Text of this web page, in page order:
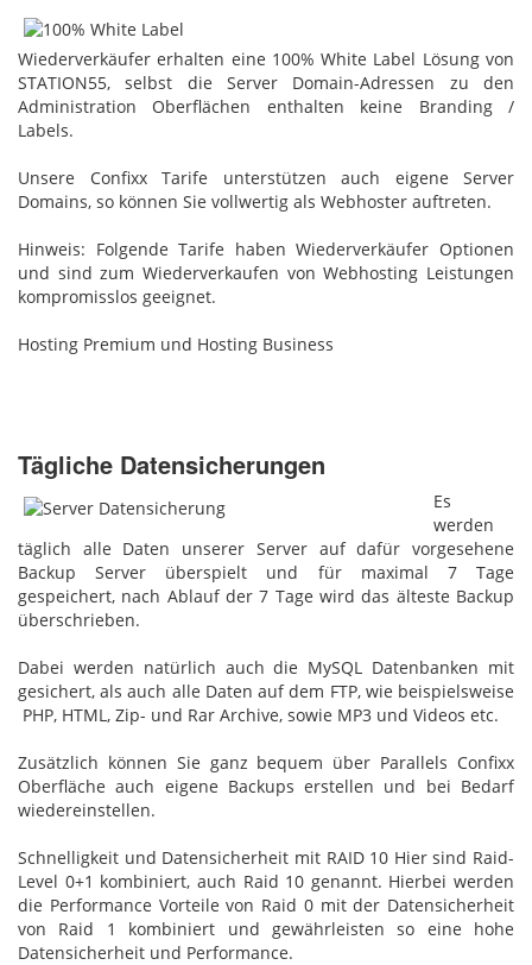
Wiederverkäufer erhalten eine 100% White Label Lösung von
STATION55, selbst die Server Domain-Adressen zu den
Administration Oberflächen enthalten keine Branding /
Labels.
Unsere Confixx Tarife unterstützen auch eigene Server
Domains, so können Sie vollwertig als Webhoster auftreten.
Hinweis: Folgende Tarife haben Wiederverkäufer Optionen
und sind zum Wiederverkaufen von Webhosting Leistungen
kompromisslos geeignet.
Hosting Premium und Hosting Business
Tägliche Datensicherungen
Es
werden
täglich alle Daten unserer Server auf dafür vorgesehene
Backup Server überspielt und für maximal 7 Tage
gespeichert, nach Ablauf der 7 Tage wird das älteste Backup
überschrieben.
Dabei werden natürlich auch die MySQL Datenbanken mit
gesichert, als auch alle Daten auf dem FTP, wie beispielsweise
PHP, HTML, Zip- und Rar Archive, sowie MP3 und Videos etc.
Zusätzlich können Sie ganz bequem über Parallels Confixx
Oberfläche auch eigene Backups erstellen und bei Bedarf
wiedereinstellen.
Schnelligkeit und Datensicherheit mit RAID 10 Hier sind Raid-
Level 0+1 kombiniert, auch Raid 10 genannt. Hierbei werden
die Performance Vorteile von Raid 0 mit der Datensicherheit
von Raid 1 kombiniert und gewährleisten so eine hohe
Datensicherheit und Performance.